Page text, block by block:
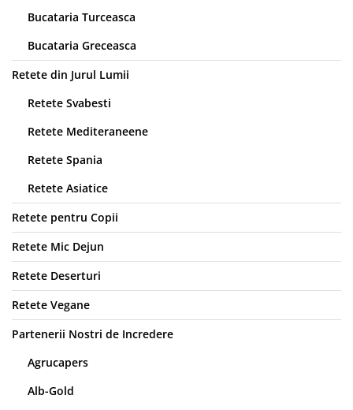
Bucataria Turceasca
Bucataria Greceasca
Retete din Jurul Lumii
Retete Svabesti
Retete Mediteraneene
Retete Spania
Retete Asiatice
Retete pentru Copii
Retete Mic Dejun
Retete Deserturi
Retete Vegane
Partenerii Nostri de Incredere
Agrucapers
Alb-Gold